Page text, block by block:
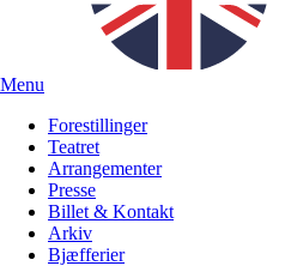
Menu
Forestillinger
Teatret
Arrangementer
Presse
Billet & Kontakt
Arkiv
Bjæfferier